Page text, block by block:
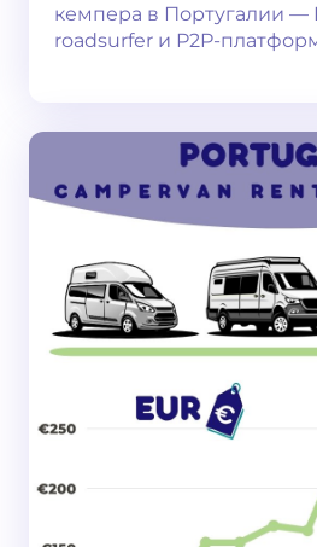
кемпера в Португалии —
roadsurfer и P2P-